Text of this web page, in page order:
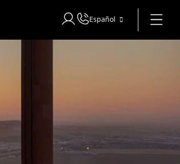
Iniciar sesión en Star Traveler o
Español